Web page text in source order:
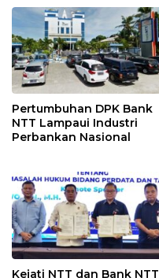
Pertumbuhan DPK Bank
NTT Lampaui Industri
Perbankan Nasional
Kejati NTT dan Bank NTT